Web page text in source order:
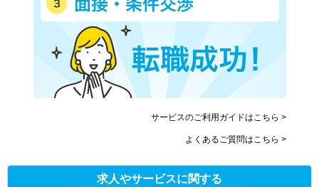
サービスのご利用ガイドはこちら >
よくあるご質問はこちら >
求人やサービスに関する